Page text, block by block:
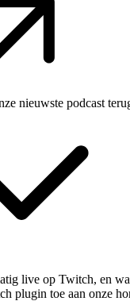
nieuwste podcast
live op Twitch, en
plugin toe aan onze